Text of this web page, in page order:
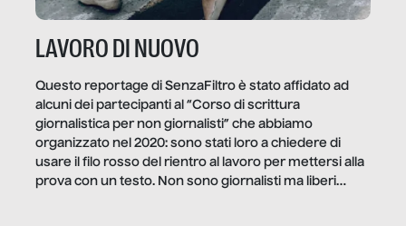
LAVORO DI NUOVO
Questo reportage di SenzaFiltro è stato affidato ad
alcuni dei partecipanti al “Corso di scrittura
giornalistica per non giornalisti” che abbiamo
organizzato nel 2020: sono stati loro a chiedere di
usare il filo rosso del rientro al lavoro per mettersi alla
prova con un testo. Non sono giornalisti ma liberi